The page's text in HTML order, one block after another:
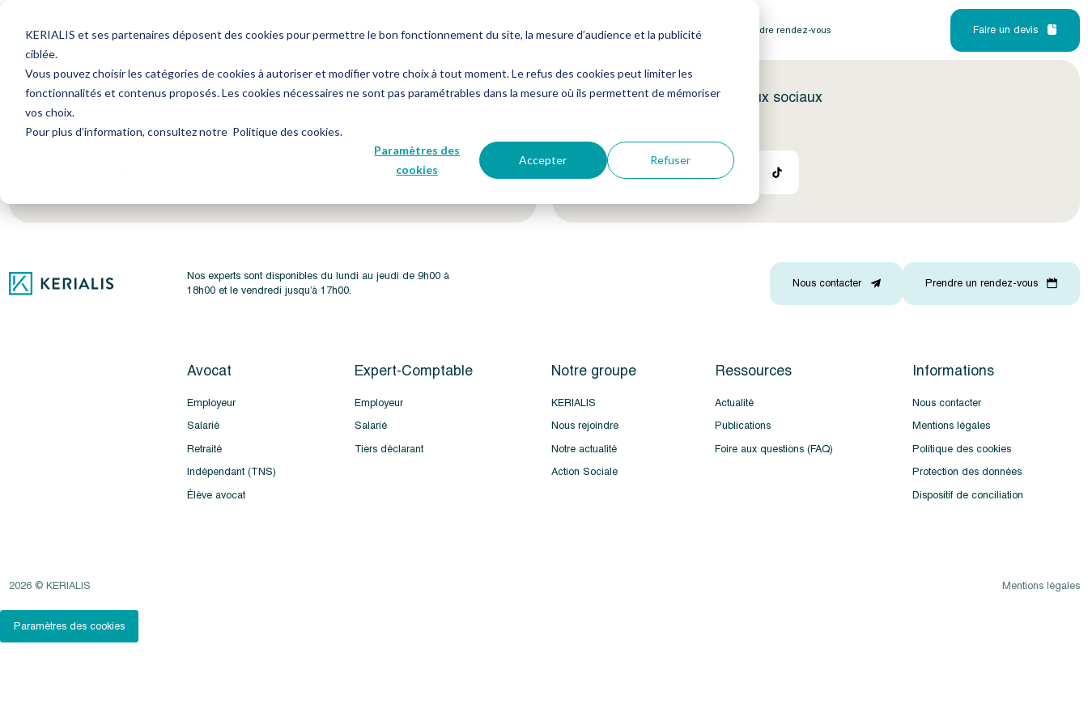
KERIALIS et ses partenaires déposent des cookies pour permettre le bon fonctionnement du site, la mesure d’audience et la publicité
ciblée.
Vous pouvez choisir les catégories de cookies à autoriser et modifier votre choix à tout moment. Le refus des cookies peut limiter les
fonctionnalités et contenus proposés. Les cookies nécessaires ne sont pas paramétrables dans la mesure où ils permettent de mémoriser
vos choix.
Pour plus d’information, consultez notre Politique des cookies.
Paramètres des
cookies
Accepter Refuser
Avocat Expert-Comptable Ressources Notre groupe Me connecter Nous contacter Prendre rendez-vous Faire un devis
Encore plus d'actus ? Inscrivez-vous à notre newsletter ! Suivez-nous sur nos réseaux sociaux
Nos experts sont disponibles du lundi au jeudi de 9h00 à
18h00 et le vendredi jusqu’à 17h00.
Nous contacter Prendre un rendez-vous
Avocat
Employeur
Salarié
Retraité
Indépendant (TNS)
Élève avocat
Expert-Comptable
Employeur
Salarié
Tiers déclarant
Notre groupe
KERIALIS
Nous rejoindre
Notre actualité
Action Sociale
Ressources
Actualité
Publications
Foire aux questions (FAQ)
Informations
Nous contacter
Mentions légales
Politique des cookies
Protection des données
Dispositif de conciliation
2026 © KERIALIS Mentions légales
Paramètres des cookies